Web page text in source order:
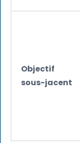
Objectif
sous-jacent